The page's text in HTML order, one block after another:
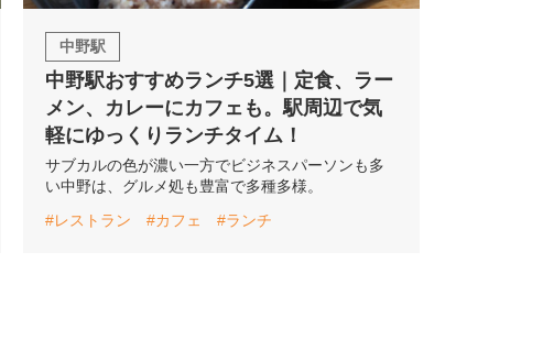
中野駅
中野駅おすすめランチ5選｜定食、ラー
メン、カレーにカフェも。駅周辺で気
軽にゆっくりランチタイム！
サブカルの色が濃い一方でビジネスパーソンも多
い中野は、グルメ処も豊富で多種多様。
#レストラン
#カフェ #ランチ